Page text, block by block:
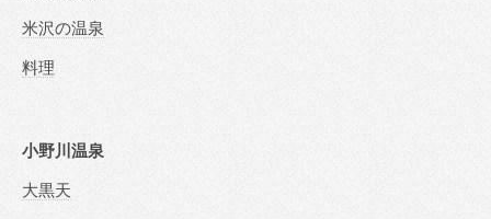
米沢の温泉
料理
小野川温泉
大黒天